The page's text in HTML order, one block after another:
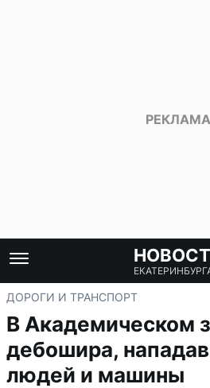
ДОРОГИ И ТРАНСПОРТ
В Академическом
дебошира,
людей и машины